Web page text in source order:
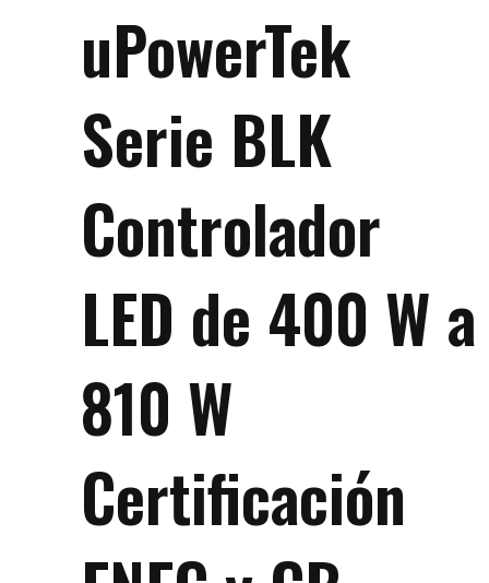
uPowerTek
Serie BLK
Controlador
LED de 400 W a
810 W
Certificación